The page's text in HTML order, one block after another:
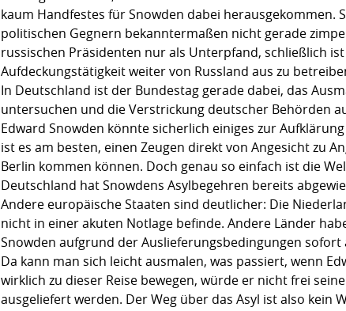
kaum Handfestes für Snowden dabei herausgekommen.
politischen Gegnern bekanntermaßen nicht gerade
russischen Präsidenten nur als Unterpfand, schließlich
Aufdeckungstätigkeit weiter von Russland aus zu
In Deutschland ist der Bundestag gerade dabei, das
untersuchen und die Verstrickung deutscher Behörden
Edward Snowden könnte sicherlich einiges zur
ist es am besten, einen Zeugen direkt von Angesicht zu
Berlin kommen können. Doch genau so einfach ist die
Deutschland hat Snowdens Asylbegehren bereits
Andere europäische Staaten sind deutlicher: Die
nicht in einer akuten Notlage befinde. Andere Länder
Snowden aufgrund der Auslieferungsbedingungen sofort
Da kann man sich leicht ausmalen, was passiert, wenn
wirklich zu dieser Reise bewegen, würde er nicht frei
ausgeliefert werden. Der Weg über das Asyl ist also kein